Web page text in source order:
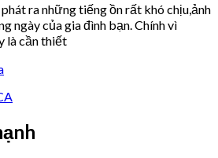
ra những tiếng ồn rất khó chịu,ảnh
ngày của gia đình bạn. Chính vì
là cần thiết